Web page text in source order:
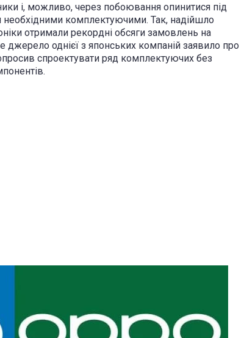
і, можливо, через побоювання опинитися під
необхідними комплектуючими. Так, надійшло
отримали рекордні обсяги замовлень на
джерело однієї з японських компаній заявило про
спроектувати ряд комплектуючих без